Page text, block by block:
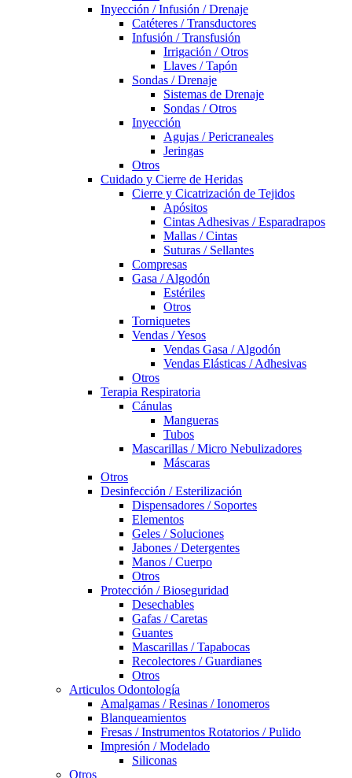
Inyección / Infusión / Drenaje
Catéteres / Transductores
Infusión / Transfusión
Irrigación / Otros
Llaves / Tapón
Sondas / Drenaje
Sistemas de Drenaje
Sondas / Otros
Inyección
Agujas / Pericraneales
Jeringas
Otros
Cuidado y Cierre de Heridas
Cierre y Cicatrización de Tejidos
Apósitos
Cintas Adhesivas / Esparadrapos
Mallas / Cintas
Suturas / Sellantes
Compresas
Gasa / Algodón
Estériles
Otros
Torniquetes
Vendas / Yesos
Vendas Gasa / Algodón
Vendas Elásticas / Adhesivas
Otros
Terapia Respiratoria
Cánulas
Mangueras
Tubos
Mascarillas / Micro Nebulizadores
Máscaras
Otros
Desinfección / Esterilización
Dispensadores / Soportes
Elementos
Geles / Soluciones
Jabones / Detergentes
Manos / Cuerpo
Otros
Protección / Bioseguridad
Desechables
Gafas / Caretas
Guantes
Mascarillas / Tapabocas
Recolectores / Guardianes
Otros
Articulos Odontología
Amalgamas / Resinas / Ionomeros
Blanqueamientos
Fresas / Instrumentos Rotatorios / Pulido
Impresión / Modelado
Siliconas
Otros